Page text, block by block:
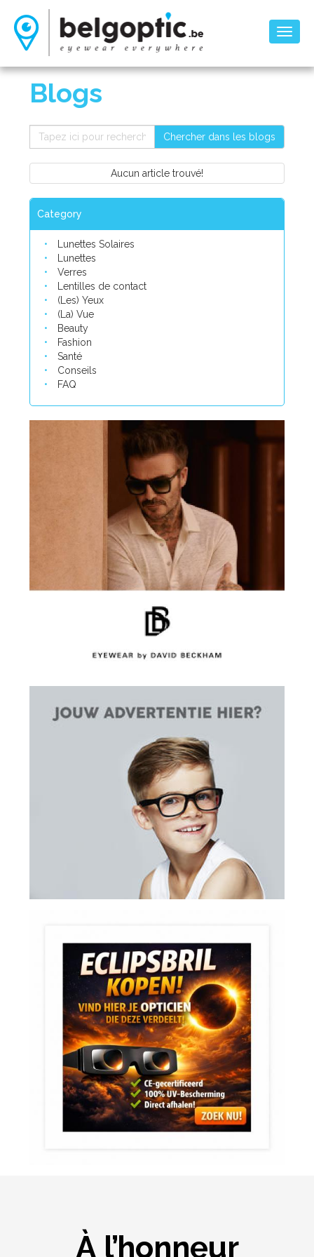
Blogs
Chercher dans les blogs
Aucun article trouvé!
Category
Lunettes Solaires
Lunettes
Verres
Lentilles de contact
(Les) Yeux
(La) Vue
Beauty
Fashion
Santé
Conseils
FAQ
À l’honneur